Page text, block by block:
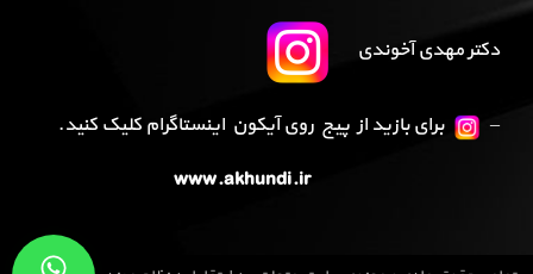
دکتر مهدی آخوندی
–
برای بازید از پیج روی آیکون اینستاگرام کلیک کنید.
www.akhundi.ir